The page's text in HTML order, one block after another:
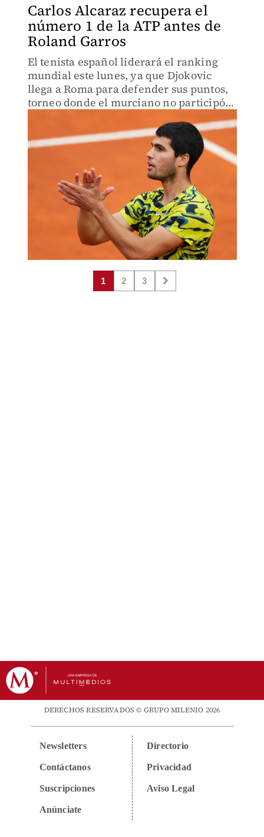
Carlos Alcaraz recupera el
número 1 de la ATP antes de
Roland Garros
El tenista español liderará el ranking
mundial este lunes, ya que Djokovic
llega a Roma para defender sus puntos,
torneo donde el murciano no participó
1 2 3
DERECHOS RESERVADOS © GRUPO MILENIO 2026
Newsletters
Contáctanos
Suscripciones
Anúnciate
Directorio
Privacidad
Aviso Legal